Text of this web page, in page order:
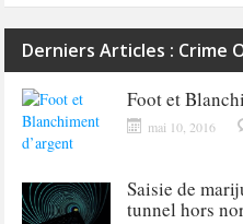
Derniers Articles : Crime
Foot et
mai 10, 2016
Saisie de
tunnel hors